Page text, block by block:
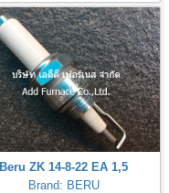
Beru ZK 14-8-22 EA 1,5
Brand: BERU